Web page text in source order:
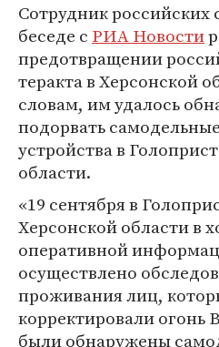
Сотрудник российских
беседе с РИА Новости
предотвращении
теракта в Херсонской
словам, им удалось
подорвать
устройства в
области.
«19 сентября в
Херсонской области в
оперативной
осуществлено
проживания лиц,
корректировали огонь
были обнаружены